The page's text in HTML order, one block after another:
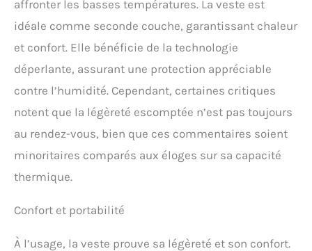
affronter les basses températures. La veste est
idéale comme seconde couche, garantissant chaleur
et confort. Elle bénéficie de la technologie
déperlante, assurant une protection appréciable
contre l’humidité. Cependant, certaines critiques
notent que la légèreté escomptée n’est pas toujours
au rendez-vous, bien que ces commentaires soient
minoritaires comparés aux éloges sur sa capacité
thermique.
Confort et portabilité
À l’usage, la veste prouve sa légèreté et son confort.